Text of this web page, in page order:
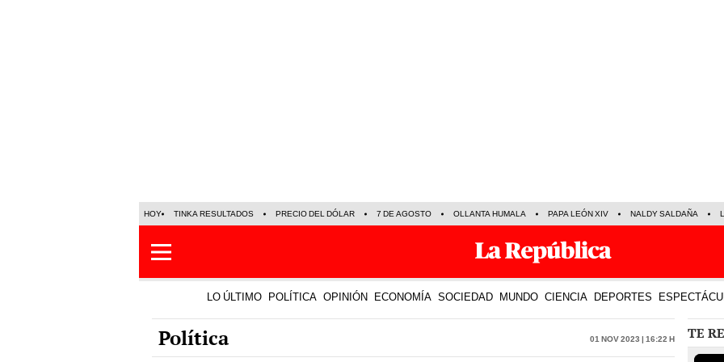
HOY TINKA RESULTADOS PRECIO DEL DÓLAR 7 DE AGOSTO OLLANTA HUMALA PAPA LEÓN XIV NALDY SALDAÑA
LO ÚLTIMO POLÍTICA OPINIÓN ECONOMÍA SOCIEDAD MUNDO CIENCIA DEPORTES
Política 01 Nov 2023 | 16:22 h TE